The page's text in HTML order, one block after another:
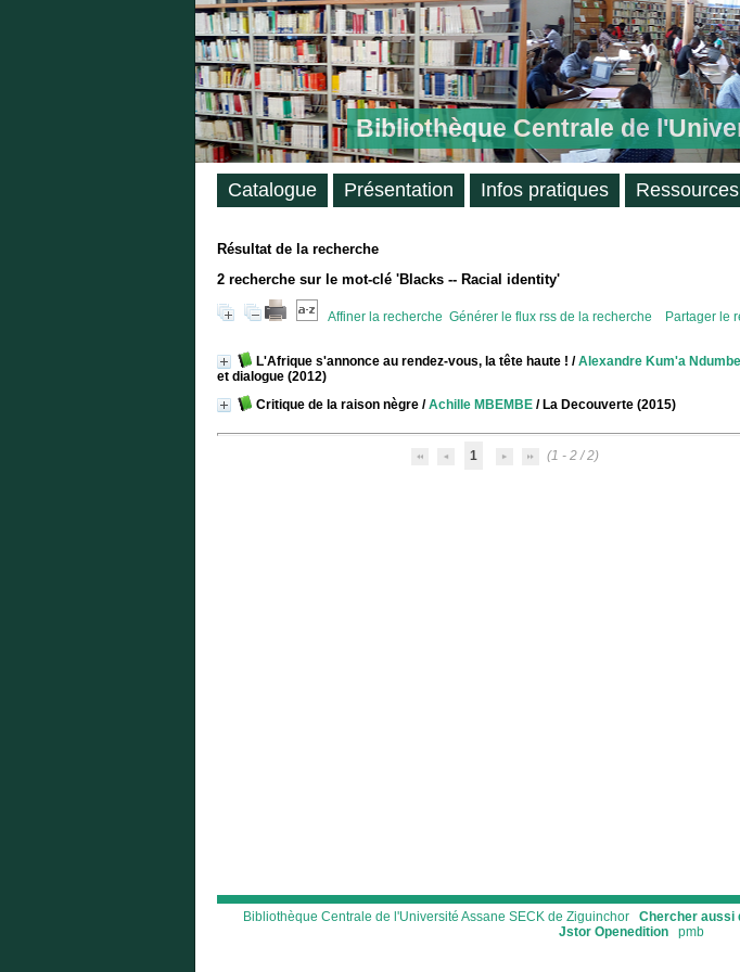
Bibliothèque Centrale de
Résultat de la recherche
2recherche sur le mot-clé 'Blacks -- Racial identity'
Affiner la recherche Générer le flux rss de la recherche Partager le
L'Afrique s'annonce au rendez-vous, la tête haute ! /Alexandre Kum'a Ndumbe
et dialogue (2012)
Critique de la raison nègre/Achille MBEMBE/ La Decouverte (2015)
1 (1 - 2 / 2)
Bibliothèque Centrale de l'Université Assane SECK de Ziguinchor Chercher aussi
Jstor Openedition pmb
Catalogue Présentation Infos pratiques